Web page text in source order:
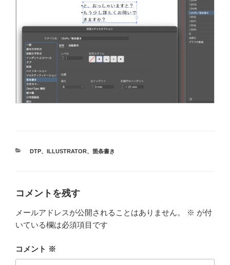
カ
DTP、 ILLUSTRATOR、 箇条書き
コメントを残す
メールアドレスが公開されることはありません。 ※ が付
いている欄は必須項目です
コメント ※